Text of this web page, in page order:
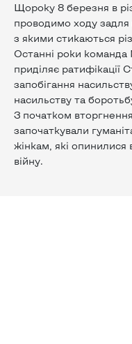
Щороку 8 березня в
проводимо ходу задля
з якими стикаються
Останні роки
приділяє ратифікації
запобігання
насильству та
З початком
започаткували
жінкам, які опинилися
війну.